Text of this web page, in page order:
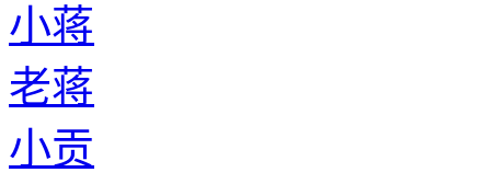
小蒋
老蒋
小贡